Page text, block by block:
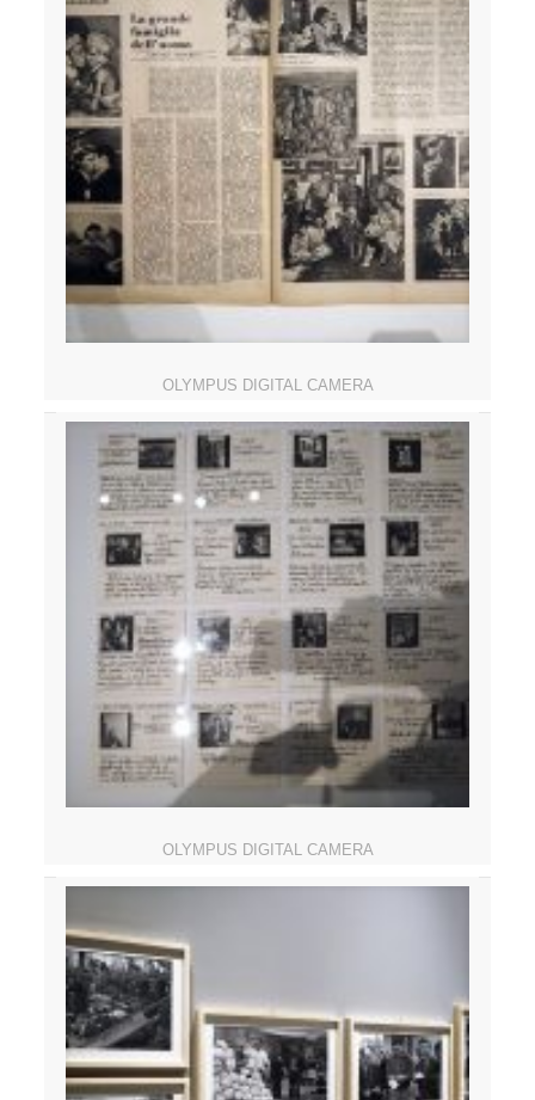
OLYMPUS DIGITAL CAMERA
OLYMPUS DIGITAL CAMERA